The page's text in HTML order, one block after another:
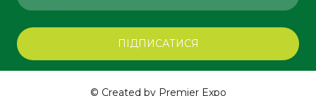
ПІДПИСАТИСЯ
© Created by Premier Expo